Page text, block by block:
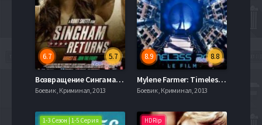
5.7
6.7
Возвращение Сингама / Сингам 2 (2014)
Боевик , Криминал, 2013
8.8
8.9
Mylene Farmer: Timeless 2013 - Le Film (2013)
Боевик , Криминал, 2013
1-3 Сезон | 1-5 Серия HDRip